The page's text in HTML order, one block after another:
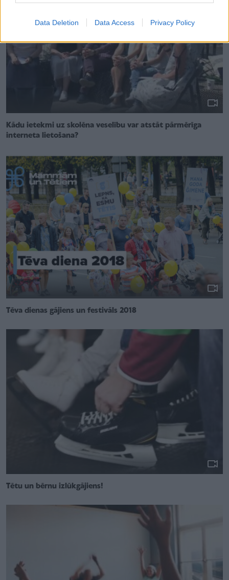
Data Deletion Data Access Privacy Policy
Kādu ietekmi uz skolēna veselību var atstāt pārmērīga
interneta lietošana?
Tēva dienas gājiens un festivāls 2018
Tētu un bērnu izlūkgājiens!